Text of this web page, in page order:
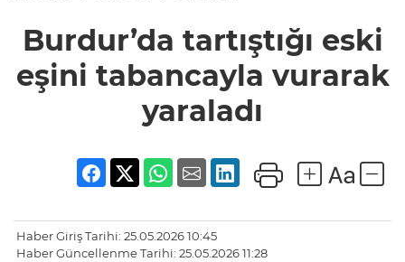
tabancayla
vurarak
Burdur’da tartıştığı eski
eşini tabancayla vurarak
yaraladı
Haber Giriş Tarihi: 25.05.2026 10:45
Haber Güncellenme Tarihi: 25.05.2026 11:28